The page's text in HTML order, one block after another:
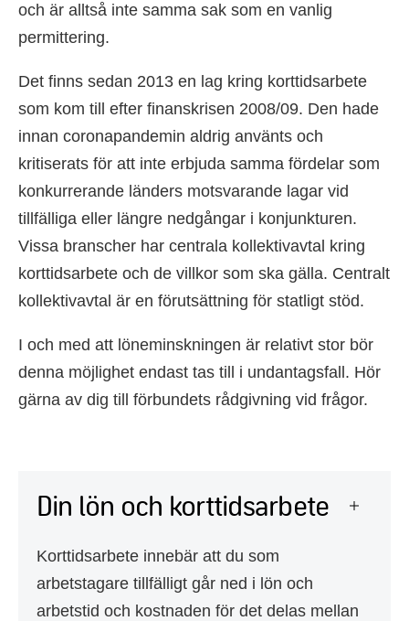
och är alltså inte samma sak som en vanlig
permittering.
Det finns sedan 2013 en lag kring korttidsarbete
som kom till efter finanskrisen 2008/09. Den hade
innan coronapandemin aldrig använts och
kritiserats för att inte erbjuda samma fördelar som
konkurrerande länders motsvarande lagar vid
tillfälliga eller längre nedgångar i konjunkturen.
Vissa branscher har centrala kollektivavtal kring
korttidsarbete och de villkor som ska gälla. Centralt
kollektivavtal är en förutsättning för statligt stöd.
I och med att löneminskningen är relativt stor bör
denna möjlighet endast tas till i undantagsfall. Hör
gärna av dig till förbundets rådgivning vid frågor.
Din lön och korttidsarbete
Korttidsarbete innebär att du som
arbetstagare tillfälligt går ned i lön och
arbetstid och kostnaden för det delas mellan